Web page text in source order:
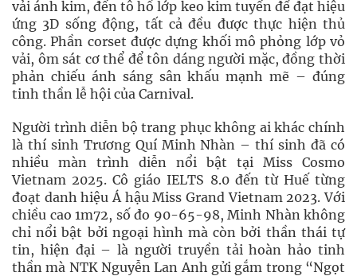
vải ánh kim, đến tô hồ lớp keo kim tuyến để đạt hiệu
ứng 3D sống động, tất cả đều được thực hiện thủ
công. Phần corset được dựng khối mô phỏng lớp vỏ
vải, ôm sát cơ thể để tôn dáng người mặc, đồng thời
phản chiếu ánh sáng sân khấu mạnh mẽ – đúng
tinh thần lễ hội của Carnival.
Người trình diễn bộ trang phục không ai khác chính
là thí sinh Trương Quí Minh Nhàn – thí sinh đã có
nhiều màn trình diễn nổi bật tại Miss Cosmo
Vietnam 2025. Cô giáo IELTS 8.0 đến từ Huế từng
đoạt danh hiệu Á hậu Miss Grand Vietnam 2023. Với
chiều cao 1m72, số đo 90-65-98, Minh Nhàn không
chỉ nổi bật bởi ngoại hình mà còn bởi thần thái tự
tin, hiện đại – là người truyền tải hoàn hảo tinh
thần mà NTK Nguyễn Lan Anh gửi gắm trong “Ngọt